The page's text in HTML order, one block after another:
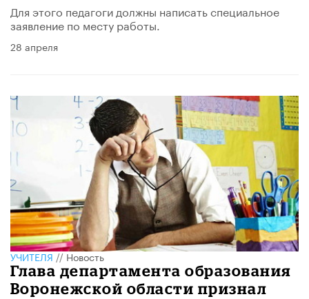
Для этого педагоги должны написать специальное
заявление по месту работы.
28 апреля
УЧИТЕЛЯ//Новость
Глава департамента образования
Воронежской области признал